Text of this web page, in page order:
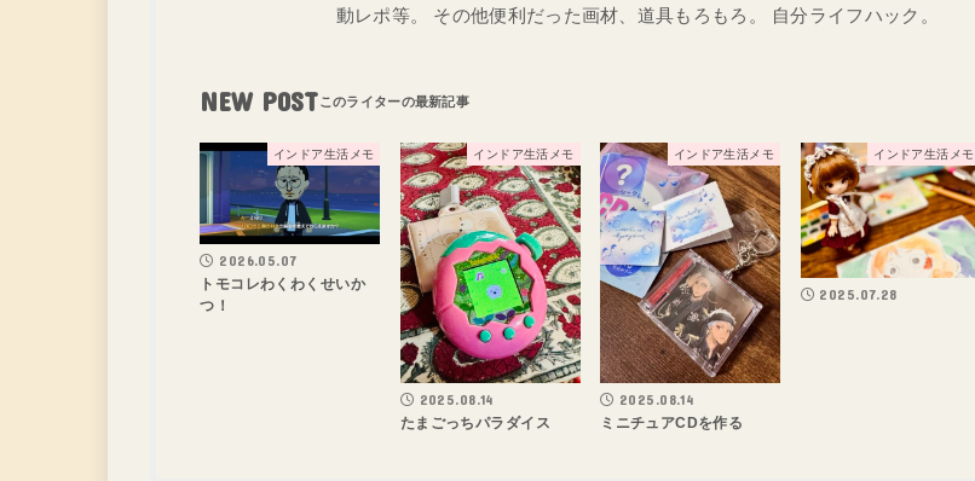
動レポ等。 その他便利だった画材、道具もろもろ。 自分ライフハック。
NEW POST
インドア生活メモ
2026.05.07
トモコレわくわくせいか
つ！
インドア生活メモ
2025.08.14
たまごっちパラダイス
インドア生活メモ
2025.08.14
ミニチュアCDを作る
インドア生活メモ
2025.07.28